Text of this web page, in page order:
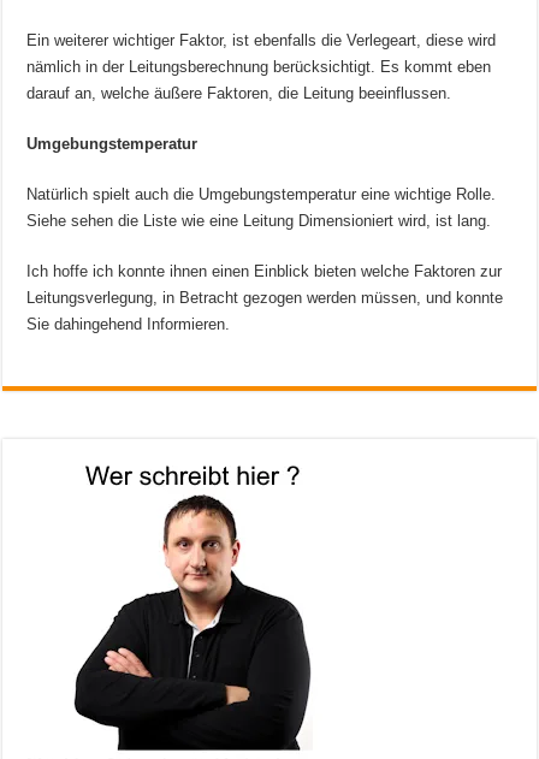
Ein weiterer wichtiger Faktor, ist ebenfalls die Verlegeart, diese wird
nämlich in der Leitungsberechnung berücksichtigt. Es kommt eben
darauf an, welche äußere Faktoren, die Leitung beeinflussen.
Umgebungstemperatur
Natürlich spielt auch die Umgebungstemperatur eine wichtige Rolle.
Siehe sehen die Liste wie eine Leitung Dimensioniert wird, ist lang.
Ich hoffe ich konnte ihnen einen Einblick bieten welche Faktoren zur
Leitungsverlegung, in Betracht gezogen werden müssen, und konnte
Sie dahingehend Informieren.